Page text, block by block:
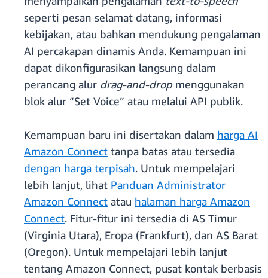
seperti pesan selamat datang, informasi
kebijakan, atau bahkan mendukung pengalaman
AI percakapan dinamis Anda. Kemampuan ini
dapat dikonfigurasikan langsung dalam
perancang alur drag-and-dropmenggunakan
blok alur “Set Voice” atau melalui API publik.
Kemampuan baru ini disertakan dalam harga AI
Amazon Connect tanpa batas atau tersedia
dengan harga terpisah. Untuk mempelajari
lebih lanjut, lihat Panduan Administrator
Amazon Connect atau halaman harga Amazon
Connect. Fitur-fitur ini tersedia di AS Timur
(Virginia Utara), Eropa (Frankfurt), dan AS Barat
(Oregon). Untuk mempelajari lebih lanjut
tentang Amazon Connect, pusat kontak berbasis